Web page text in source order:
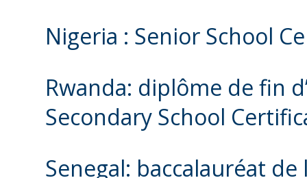
Nigeria : Senior School
Rwanda: diplôme de fin
Secondary School
Senegal: baccalauréat